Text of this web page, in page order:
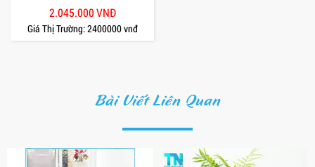
2.045.000 VNĐ
Giá Thị Trường:2400000 vnđ
Bài Viết Liên Quan